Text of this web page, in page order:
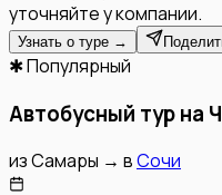
уточняйте у компании.
Узнать о туре →
✱ Популярный
Автобусный тур на
изСамары → вСочи